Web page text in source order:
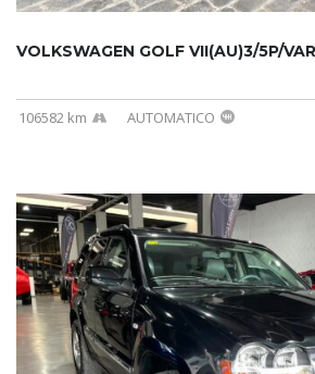
106582 km AUTOMATICO